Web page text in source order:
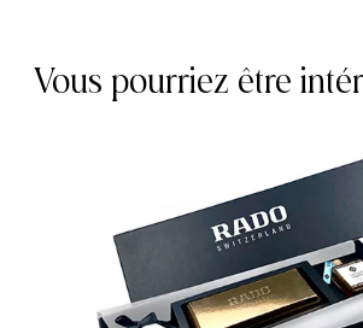
Vous pourriez être